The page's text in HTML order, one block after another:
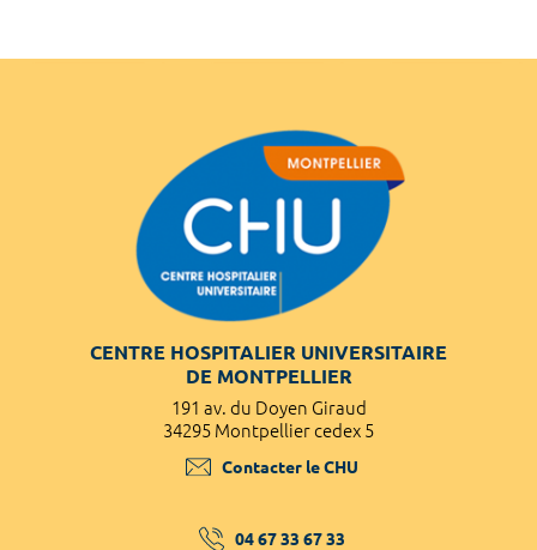
CENTRE HOSPITALIER UNIVERSITAIRE
DE MONTPELLIER
191 av. du Doyen Giraud
34295 Montpellier cedex 5
Contacter le CHU
04 67 33 67 33